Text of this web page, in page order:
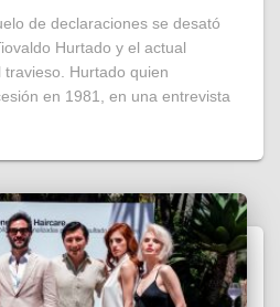
de declaraciones se desató
Hurtado y el actual
Hurtado quien
en 1981, en una entrevista